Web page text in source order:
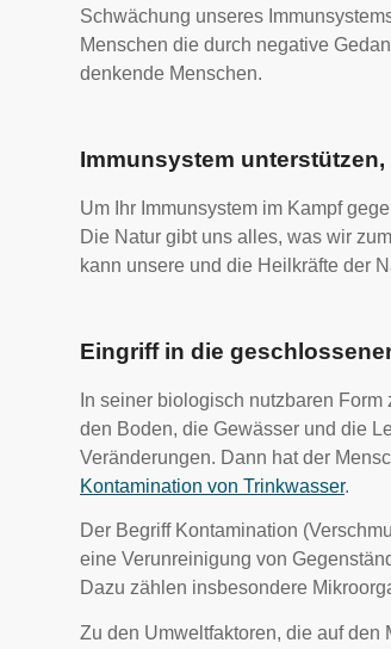
Schwächung unseres
Menschen die durch negative
denkende Menschen.
Immunsystem
Um Ihr Immunsystem im Kampf
Die Natur gibt uns alles, was wir
kann unsere und die Heilkräfte der
Eingriff in die
In seiner biologisch nutzbaren
den Boden, die Gewässer und die
Veränderungen. Dann hat der
Kontamination von Trinkwasser.
Der Begriff Kontamination
eine Verunreinigung von
Dazu zählen insbesondere
Zu den Umweltfaktoren, die auf